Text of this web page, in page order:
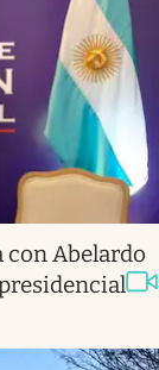
con Abelardo